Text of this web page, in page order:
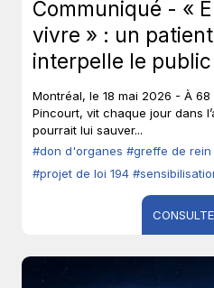
Communiqué - «
vivre » : un
interpelle le
le don d’organes.
Montréal, le 18 mai 2026 - À 68
Pincourt, vit chaque jour dans
pourrait lui sauver...
#don d'organes #greffe de rein
#projet de loi 194